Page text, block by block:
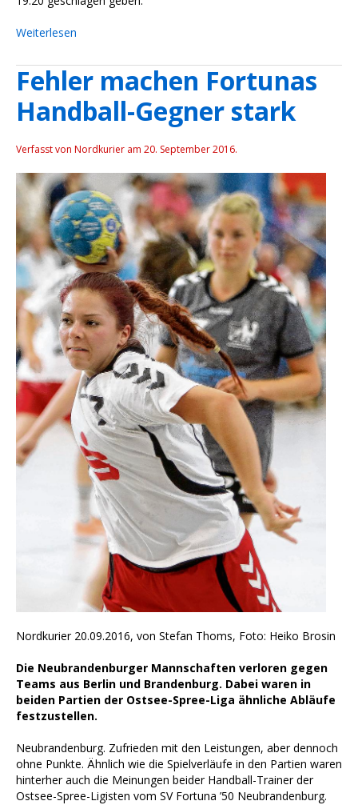
Weiterlesen
Fehler machen Fortunas
Handball-Gegner stark
Verfasst von Nordkurier am 20. September 2016.
Nordkurier 20.09.2016, von Stefan Thoms, Foto: Heiko Brosin
Die Neubrandenburger Mannschaften verloren gegen
Teams aus Berlin und Brandenburg. Dabei waren in
beiden Partien der Ostsee-Spree-Liga ähnliche Abläufe
festzustellen.
Neubrandenburg. Zufrieden mit den Leistungen, aber dennoch
ohne Punkte. Ähnlich wie die Spielverläufe in den Partien waren
hinterher auch die Meinungen beider Handball-Trainer der
Ostsee-Spree-Ligisten vom SV Fortuna ’50 Neubrandenburg.